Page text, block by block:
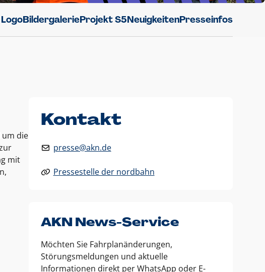
LogoBildergalerieProjekt S5NeuigkeitenPresseinfos
um die
mit
Kontakt
presse@akn.de
Pressestelle der nordbahn
AKN News-Service
Möchten Sie Fahrplanänderungen,
Störungsmeldungen und aktuelle
Informationen direkt per WhatsApp oder E-